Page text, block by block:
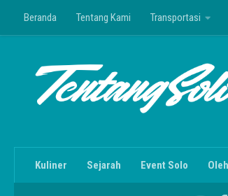
Skip to content
Beranda Tentang Kami Transportasi
Kuliner Sejarah Event Solo